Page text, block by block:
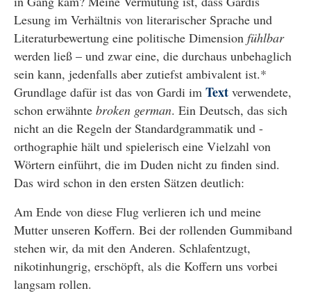
Lesung im Verhältnis von literarischer Sprache und
Literaturbewertung eine politische Dimension fühlbar
werden ließ – und zwar eine, die durchaus unbehaglich
sein kann, jedenfalls aber zutiefst ambivalent ist.*
Grundlage dafür ist das von Gardi im Text verwendete,
schon erwähnte broken german. Ein Deutsch, das sich
nicht an die Regeln der Standardgrammatik und -
orthographie hält und spielerisch eine Vielzahl von
Wörtern einführt, die im Duden nicht zu finden sind.
Das wird schon in den ersten Sätzen deutlich:
Am Ende von diese Flug verlieren ich und meine
Mutter unseren Koffern. Bei der rollenden Gummiband
stehen wir, da mit den Anderen. Schlafentzugt,
nikotinhungrig, erschöpft, als die Koffern uns vorbei
langsam rollen.